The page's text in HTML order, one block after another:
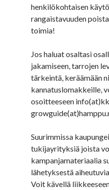
henkilökohtaisen
rangaistavuuden
toimia!
Jos haluat osaltasi
jakamiseen, tarrojen
tärkeintä, keräämään
kannatuslomakkeille,
osoitteeseen
Suurimmissa
tukijayrityksiä joista
kampanjamateriaalia
lähetyksestä
Voit kävellä